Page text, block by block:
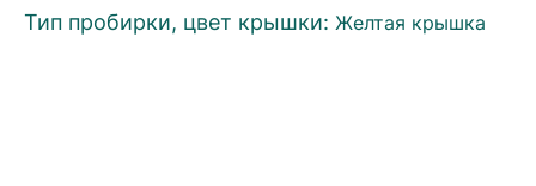
Тип пробирки, цвет крышки: Желтая крышка